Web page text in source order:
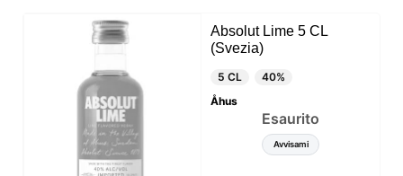
Absolut Lime 5 CL
(Svezia)
5 CL
40%
Åhus
Esaurito
Avvisami